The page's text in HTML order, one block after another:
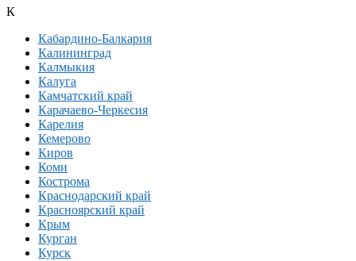
К
Кабардино-Балкария
Калининград
Калмыкия
Калуга
Камчатский край
Карачаево-Черкесия
Карелия
Кемерово
Киров
Коми
Кострома
Краснодарский край
Красноярский край
Крым
Курган
Курск